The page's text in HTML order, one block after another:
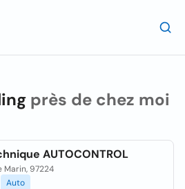
près de chez moi
AUTOCONTROL
Marin, 97224
Auto